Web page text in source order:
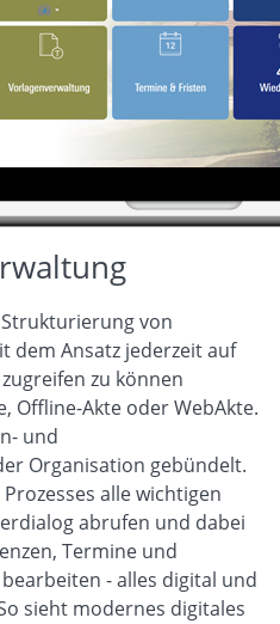
von
dem Ansatz jederzeit auf
zu können
Offline-Akte oder WebAkte.
und
Organisation gebündelt.
alle wichtigen
abrufen und dabei
Termine und
- alles digital und
sieht modernes digitales